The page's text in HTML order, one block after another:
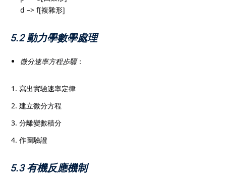
d –> f[複雜形]
5.2 動力學數學處理
微分速率方程步驟：
寫出實驗速率定律
建立微分方程
分離變數積分
作圖驗證
5.3 有機反應機制